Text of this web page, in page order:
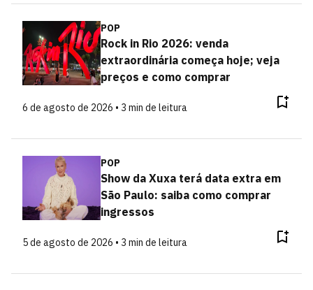
POP
Rock in Rio 2026: venda
extraordinária começa hoje; veja
preços e como comprar
6 de agosto de 2026 • 3 min de leitura
POP
Show da Xuxa terá data extra em
São Paulo: saiba como comprar
ingressos
5 de agosto de 2026 • 3 min de leitura